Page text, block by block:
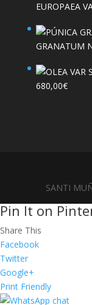
EUROPAEA
GRANATUM
680,00€
SANTI
Pin It on
Share This
Facebook
Twitter
Google+
Print Friendly